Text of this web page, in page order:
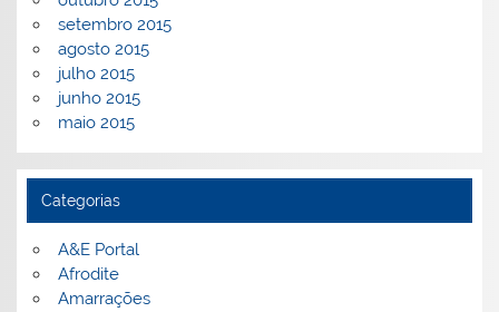
setembro 2015
agosto 2015
julho 2015
junho 2015
maio 2015
Categorias
A&E Portal
Afrodite
Amarrações